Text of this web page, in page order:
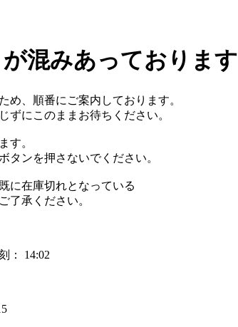
混みあっております
め、順番にご案内しております。
ずにこのままお待ちください。
す。
タンを押さないでください。
に在庫切れとなっている
了承ください。
：
14:02